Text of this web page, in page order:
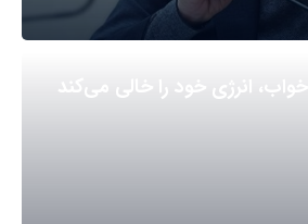
انرژی خود را خالی می‌کند